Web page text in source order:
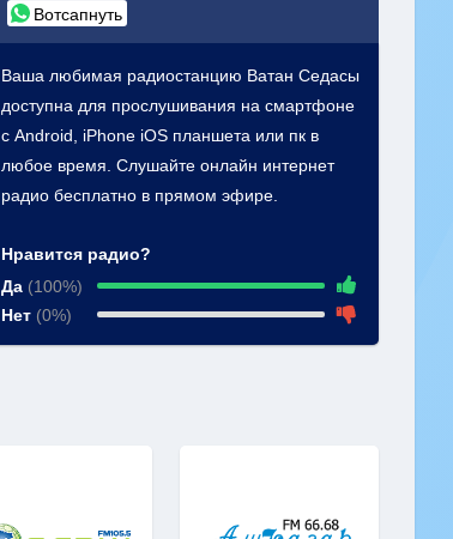
Вотсапнуть
Ваша любимая радиостанцию Ватан Cедасы
доступна для прослушивания на смартфоне
с Android, iPhone iOS планшета или пк в
любое время. Слушайте онлайн интернет
радио бесплатно в прямом эфире.
Нравится радио?
Да (100%)
Нет (0%)